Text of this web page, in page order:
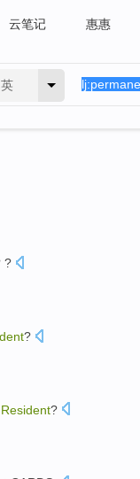
云笔记 惠惠
?
?
Resident?